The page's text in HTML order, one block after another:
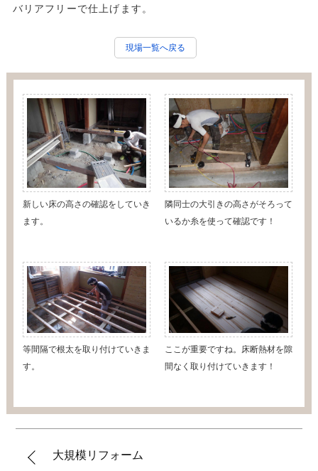
バリアフリーで仕上げます。
現場一覧へ戻る
新しい床の高さの確認をしていき
ます。
隣同士の大引きの高さがそろって
いるか糸を使って確認です！
等間隔で根太を取り付けていきま
す。
ここが重要ですね。床断熱材を隙
間なく取り付けていきます！
大規模リフォーム